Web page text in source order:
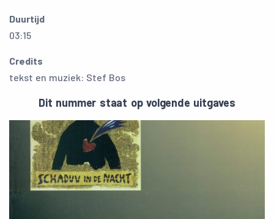
Duurtijd
03:15
Credits
tekst en muziek: Stef Bos
Dit nummer staat op volgende uitgaves